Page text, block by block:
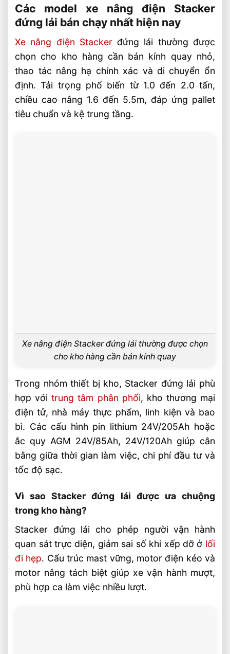
bán chạy nhất hiện nay
Vì sao Stacker đứng lái được ưa chuộng
trong kho hàng?
Những model Stacker đứng lái bán chạy
và cách chọn đúng nhu cầu
Câu hỏi thường gặp về xe nâng điện
Stacker đứng lái FAQ
Stacker đứng lái phù hợp kho có chiều
Phổ Biến Hiện Nay?
Xe Nâng Dầu 3 Tấn Nâng Cao 4.5 Mét
Xe Nâng Lithium Tải Trọng Nào Phù Hợp
Cho Kho Logistics
So Sánh Hiệu Suất Nâng Xe Nâng Lithium
Theo Từng Tải Trọng
Xe Nâng Lithium 2 Tấn Và 3 Tấn Khác
Nhau Thế Nào
So Sánh Xe Nâng Lithium 1.5 Tấn Và 2
Chọn Xe Nâng Lithium Theo Nhu Cầu Sử
Dụng Thực Tế Hiệu Quả
Các model xe nâng điện Stacker
đứng lái bán chạy nhất hiện nay
Xe nâng điện Stackerđứng lái thường được
chọn cho kho hàng cần bán kính quay nhỏ,
thao tác nâng hạ chính xác và di chuyển ổn
định. Tải trọng phổ biến từ 1.0 đến 2.0 tấn,
chiều cao nâng 1.6 đến 5.5m, đáp ứng pallet
tiêu chuẩn và kệ trung tầng.
Xe nâng điện Stacker đứng lái thường được chọn
cho kho hàng cần bán kính quay
Trong nhóm thiết bị kho, Stacker đứng lái phù
hợp vớitrung tâm phân phối, kho thương mại
điện tử, nhà máy thực phẩm, linh kiện và bao
bì. Các cấu hình pin lithium 24V/205Ah hoặc
ắc quy AGM 24V/85Ah, 24V/120Ah giúp cân
bằng giữa thời gian làm việc, chi phí đầu tư và
tốc độ sạc.
Vì sao Stacker đứng lái được ưa chuộng
trong kho hàng?
Stacker đứng lái cho phép người vận hành
quan sát trực diện, giảm sai số khi xếp dỡ ở lối
đi hẹp. Cấu trúc mast vững, motor điện kéo và
motor nâng tách biệt giúp xe vận hành mượt,
phù hợp ca làm việc nhiều lượt.